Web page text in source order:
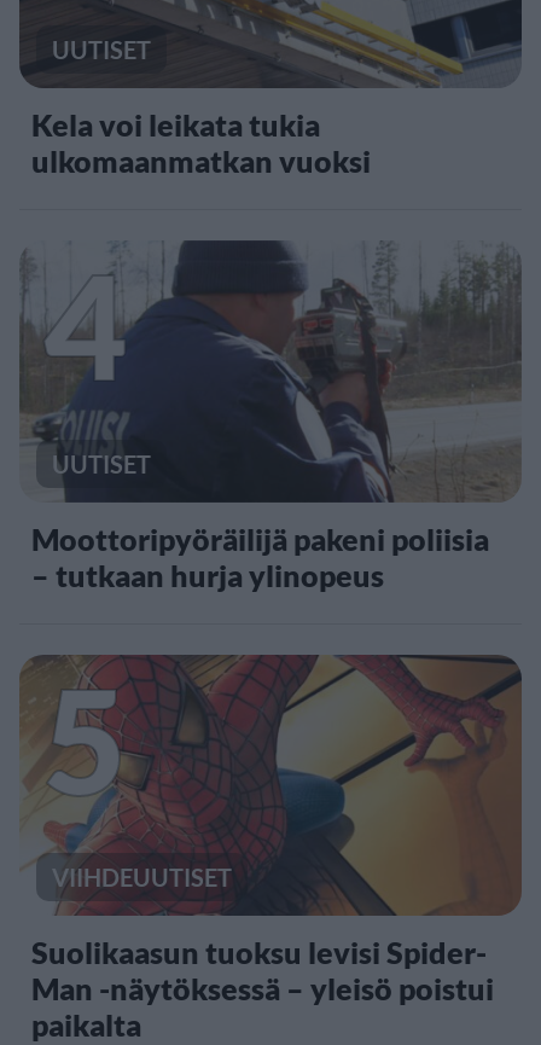
UUTISET
Kela voi leikata tukia
ulkomaanmatkan vuoksi
4
UUTISET
Moottoripyöräilijä pakeni poliisia
– tutkaan hurja ylinopeus
5
VIIHDEUUTISET
Suolikaasun tuoksu levisi Spider-
Man -näytöksessä – yleisö poistui
paikalta